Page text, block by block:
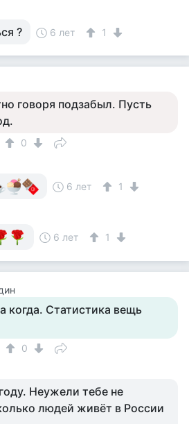
? 6 лет 1
говоря подзабыл. Пусть
0
6 лет 1
6 лет
1
когда. Статистика вещь
0
Неужели тебе не
людей живёт в России